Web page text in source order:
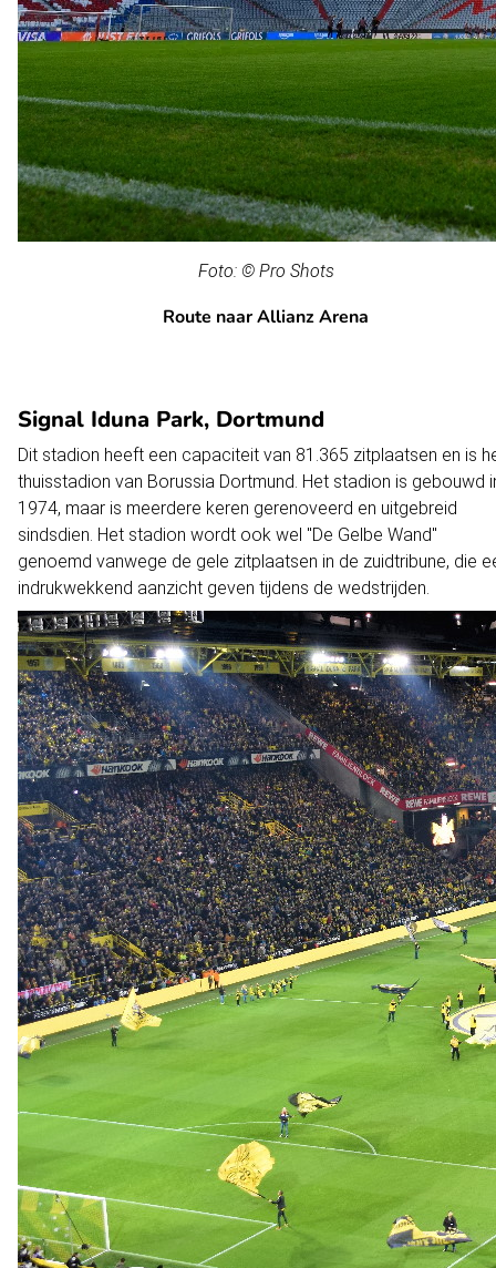
Foto: © Pro Shots
Route naar Allianz Arena
Signal Iduna Park, Dortmund
Dit stadion heeft een capaciteit van 81.365 zitplaatsen en is
thuisstadion van Borussia Dortmund. Het stadion is gebouwd
1974, maar is meerdere keren gerenoveerd en uitgebreid
sindsdien. Het stadion wordt ook wel "De Gelbe Wand"
genoemd vanwege de gele zitplaatsen in de zuidtribune, die
indrukwekkend aanzicht geven tijdens de wedstrijden.